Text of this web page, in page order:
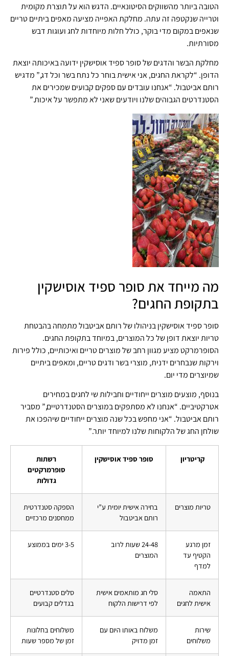
הטובה ביותר מהשווקים הסיטונאיים. הדגש הוא על תוצרת מקומית
וטרייה שנקטפה זה עתה. מחלקת האפייה מציעה מאפים ביתיים טריים
שנאפים במקום מדי בוקר, כולל חלות מיוחדות לחג ועוגות דבש
מסורתיות.
מחלקת הבשר והדגים של סופר ספיד אוסישקין ידועה באיכותה יוצאת
הדופן. “לקראת החגים, אני אישית בוחר כל נתח בשר וכל דג,” מדגיש
רותם אביטבול. “אנחנו עובדים עם ספקים קבועים שמכירים את
הסטנדרטים הגבוהים שלנו ויודעים שאני לא מתפשר על איכות.”
מה מייחד את סופר ספיד אוסישקין
בתקופת החגים?
סופר ספיד אוסישקין בניהולו של רותם אביטבול מתמחה בהבטחת
טריות יוצאת דופן של כל המוצרים, במיוחד בתקופת החגים.
הסופרמרקט מציע מגוון רחב של מוצרים טריים ואיכותיים, כולל פירות
וירקות שנבחרים ידנית, מוצרי בשר ודגים טריים, ומאפים ביתיים
שמיוצרים מדי יום.
בנוסף, מוצעים מוצרים ייחודיים וחבילות שי לחגים במחירים
אטרקטיביים. “אנחנו לא מסתפקים במוצרים הסטנדרטיים,” מסביר
רותם אביטבול. “אני מחפש בכל שנה מוצרים ייחודיים שיהפכו את
שולחן החג של הלקוחות שלנו למיוחד יותר.”
קריטריון סופר ספיד אוסישקין
רשתות
סופרמרקטים
גדולות
טריות מוצרים
בחירה אישית יומית ע”י
רותם אביטבול
הספקה סטנדרטית
ממחסנים מרכזיים
זמן מרגע
הקטיף עד
למדף
24-48 שעות לרוב
המוצרים
3-5 ימים בממוצע
התאמה
אישית לחגים
סלי חג מותאמים אישית
לפי דרישות הלקוח
סלים סטנדרטיים
בגדלים קבועים
שירות
משלוחים
משלוח באותו היום עם
זמן מדויק
משלוחים בחלונות
זמן של מספר שעות